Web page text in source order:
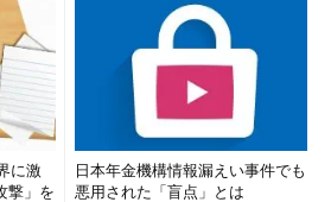
に激
撃」を
日本年金機構情報漏えい事件でも
悪用された「盲点」とは